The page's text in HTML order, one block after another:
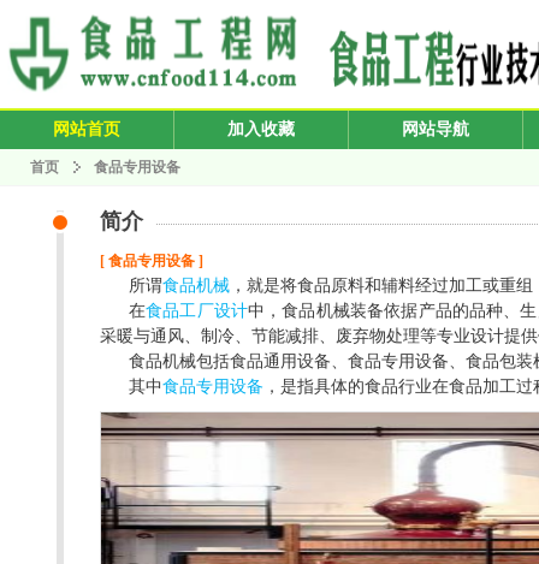
网站首页 加入收藏 网站导航
首页 食品专用设备
简介
[ 食品专用设备 ]
所谓食品机械 ，就是将食品原料和辅料经过加工或重
在食品工厂设计中，食品机械装备依据产品的品种、
采暖与通风、制冷、节能减排、废弃物处理等专业设计提
食品机械包括食品通用设备、食品专用设备、食品包
其中食品专用设备 ，是指具体的食品行业在食品加工